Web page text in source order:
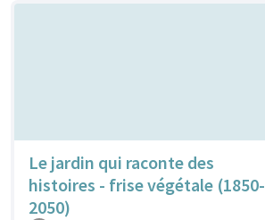
Le jardin qui raconte des
histoires - frise végétale (1850-
2050)